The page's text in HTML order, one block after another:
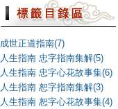
成世正道指南(7)
人生指南 忠字指南集解(5)
人生指南 忠字心花故事集(6)
人生指南 恕字指南集解(3)
人生指南 恕字心花故事集(4)